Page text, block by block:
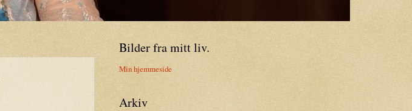
Bilder fra mitt liv.
Min hjemmeside
Arkiv